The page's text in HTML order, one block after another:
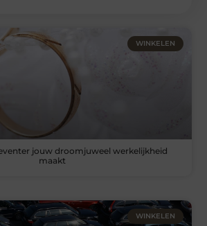
WINKELEN
jouw droomjuweel werkelijkheid
maakt
WINKELEN